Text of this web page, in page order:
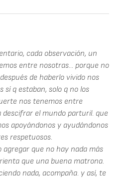
cada observación, un
entre nosotras... porque no
de haberlo vivido nos
sí q estaban, solo q no los
nos tenemos entre
descifrar el mundo parturil. que
apoyándonos y ayudándonos
respetuosos.
agregar que no hay nada más
que una buena matrona.
nada, acompaña. y así, te